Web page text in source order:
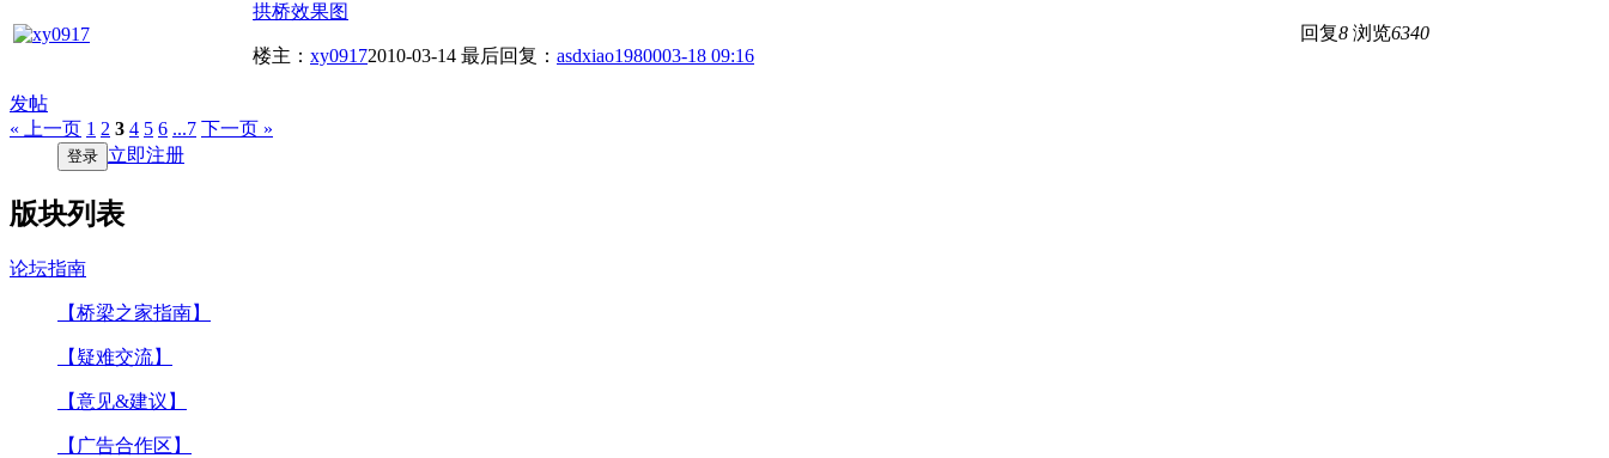
拱桥效果图
楼主： xy09172010-03-14 最后回复： asdxiao1980003-18 09:16
回复8 浏览6340
发帖
« 上一页 1 2 3 4 5 6 ...7 下一页 »
登录 立即注册
版块列表
论坛指南
【桥梁之家指南】
【疑难交流】
【意见&建议】
【广告合作区】